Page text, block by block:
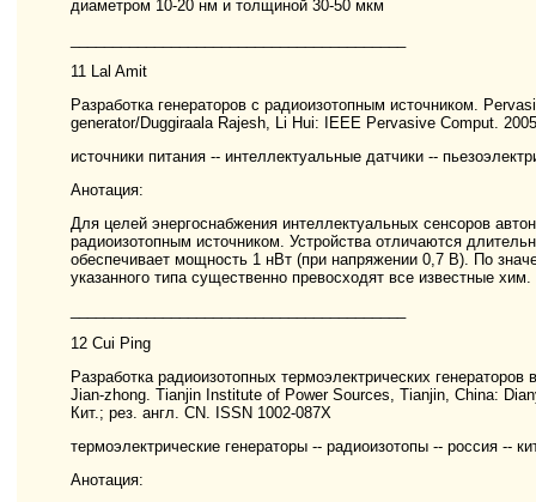
диаметром 10-20 нм и толщиной 30-50 мкм
11 Lal Amit
Разработка генераторов с радиоизотопным источником.
generator/Duggiraala Rajesh, Li Hui: IEEE Pervasive Comput.
источники питания -- интеллектуальные датчики --
Анотация:
Для целей энергоснабжения интеллектуальных сенсоров
радиоизотопным источником. Устройства отличаются
обеспечивает мощность 1 нВт (при напряжении 0,7 В). По
указанного типа существенно превосходят все известные хим.
12 Cui Ping
Разработка радиоизотопных термоэлектрических
Jian-zhong. Tianjin Institute of Power Sources, Tianjin, China:
Кит.; рез. англ. CN. ISSN 1002-087X
термоэлектрические генераторы -- радиоизотопы -- россия --
Анотация: